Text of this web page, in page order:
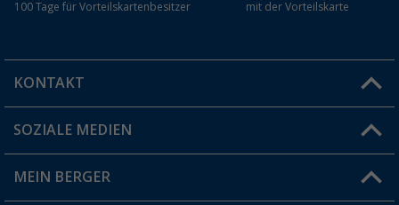
100 Tage für Vorteilskartenbesitzer
mit der Vorteilskarte
KONTAKT
Du hast eine Frage?
Filiale finden
SOZIALE MEDIEN
MEIN BERGER